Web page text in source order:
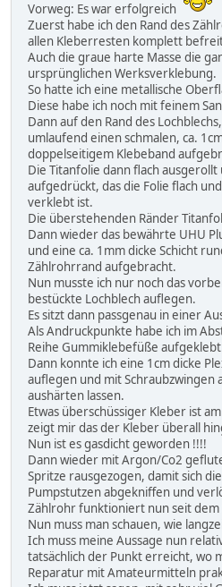
Vorweg: Es war erfolgreich
Zuerst habe ich den Rand des
allen Kleberresten komplett
Auch die graue harte Masse die
ursprünglichen Werksverklebung.
So hatte ich eine metallische
Diese habe ich noch mit feinem
Dann auf den Rand des
umlaufend einen schmalen, ca.
doppelseitigem Klebeband
Die Titanfolie dann flach ausgerollt
aufgedrückt, das die Folie flach
verklebt ist.
Die überstehenden Ränder
Dann wieder das bewährte UHU
und eine ca. 1mm dicke Schicht
Zählrohrrand aufgebracht.
Nun musste ich nur noch das
bestückte Lochblech auflegen.
Es sitzt dann passgenau in einer
Als Andruckpunkte habe ich im
Reihe Gummiklebefüße
Dann konnte ich eine 1cm dicke
auflegen und mit Schraubzwingen
aushärten lassen.
Etwas überschüssiger Kleber ist
zeigt mir das der Kleber überall
Nun ist es gasdicht geworden !!!!
Dann wieder mit Argon/Co2
Spritze rausgezogen, damit sich
Pumpstutzen abgekniffen und
Zählrohr funktioniert nun seit dem
Nun muss man schauen, wie
Ich muss meine Aussage nun
tatsächlich der Punkt erreicht, wo
Reparatur mit Amateurmitteln